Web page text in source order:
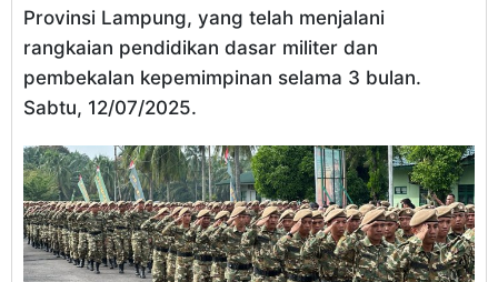
Provinsi Lampung, yang telah menjalani
rangkaian pendidikan dasar militer dan
pembekalan kepemimpinan selama 3 bulan.
Sabtu, 12/07/2025.